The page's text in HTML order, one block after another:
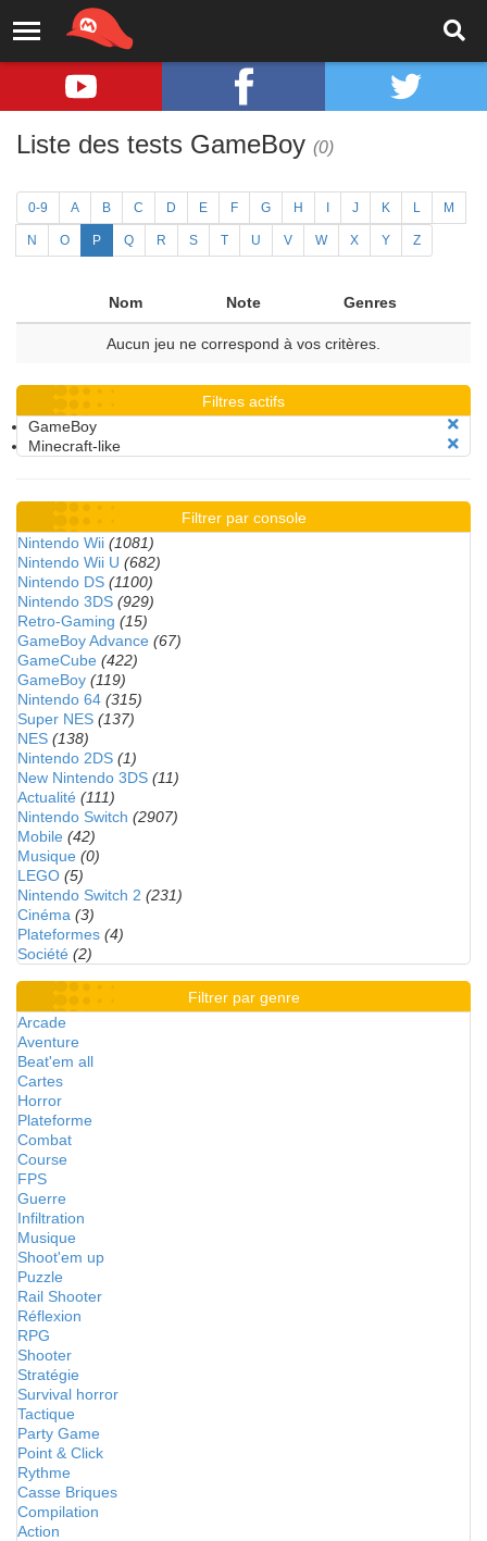
Liste des tests GameBoy (0)
0-9 A B C D E F G H J K L M
N O P Q R S T U V W X Y Z
Nom Note Genres
Aucun jeu ne correspond à vos critères.
Filtres actifs
GameBoy
Minecraft-like
Filtrer par console
Nintendo Wii (1081)
Nintendo Wii U (682)
Nintendo DS (1100)
Nintendo 3DS (929)
Retro-Gaming (15)
GameBoy Advance (67)
GameCube (422)
GameBoy (119)
Nintendo 64 (315)
Super NES (137)
NES (138)
Nintendo 2DS (1)
New Nintendo 3DS (11)
Actualité (111)
Nintendo Switch (2907)
Mobile (42)
Musique (0)
LEGO (5)
Nintendo Switch 2 (231)
Cinéma (3)
Plateformes (4)
Société (2)
Filtrer par genre
Arcade
Aventure
Beat'em all
Cartes
Horror
Plateforme
Combat
Course
FPS
Guerre
Infiltration
Musique
Shoot'em up
Puzzle
Rail Shooter
Réflexion
RPG
Shooter
Stratégie
Survival horror
Tactique
Party Game
Point & Click
Rythme
Casse Briques
Compilation
Action